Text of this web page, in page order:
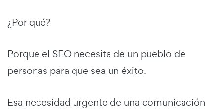
¿Por qué?
Porque el SEO necesita de un pueblo de
personas para que sea un éxito.
Esa necesidad urgente de una comunicación